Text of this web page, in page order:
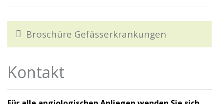
Broschüre Gefässerkrankungen
Kontakt